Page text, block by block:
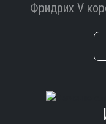
Фридрих V